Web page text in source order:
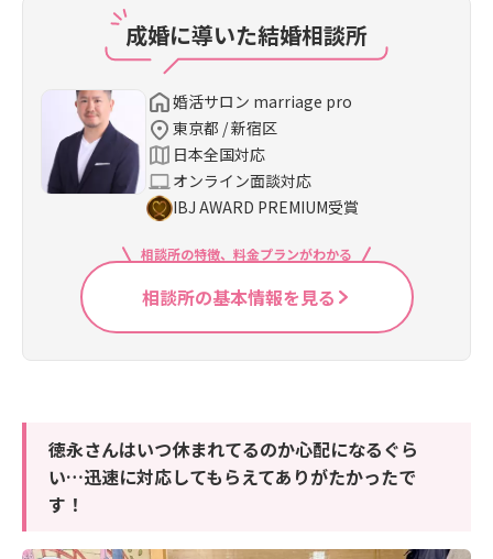
成婚に導いた結婚相談所
婚活サロン marriage pro
東京都 / 新宿区
日本全国対応
オンライン面談対応
IBJ AWARD PREMIUM受賞
相談所の特徴、料金プランがわかる
相談所の基本情報を見る
徳永さんはいつ休まれてるのか心配になるぐら
い…迅速に対応してもらえてありがたかったで
す！